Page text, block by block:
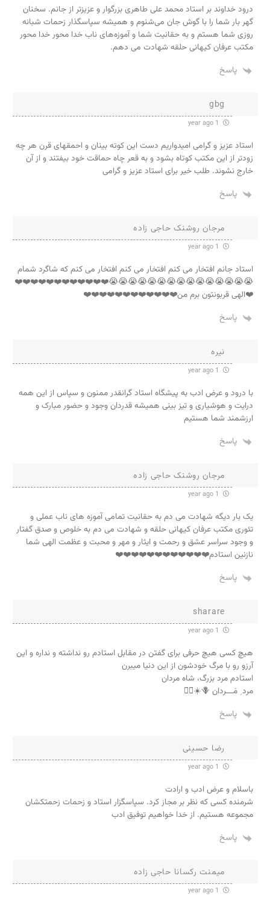
درود خداوند بر استاد محمد علی طاهری بزرگوار و عزیزتر از جانم. سخنان
گهر بار شما را با گوش جان می‌شنوم و همیشه سپاسگذار زحمات شبانه
روزی شما هستم و به حقانیت شما و آموزه‌های ناب خدا محور خدا محور
مکتب عرفان کیهانی حلقه شهادت می دهم.
پاسخ
gbg
استاد عزیز و گرامی امیدواریم دست این کوته بینان و احمقهای قرن هر چه
زودتر از این مکتب کوتاه بشود و به قعر چاه حماقت خود بیفتند و از آن
خارج نشوند. طلب خیر برای استاد عزیز و گرامی
پاسخ
مرجان روشنک حاجی زاده
استاد جانم افتخار می کنم افتخار می کنم افتخار می کنم که شاگرد شمام
😭😭😭😭😭😭😭😭😭😭😭😭😭😭😭❤️❤️❤️❤️❤️❤️❤️❤️❤️❤️❤️❤️
❤️الهی قربونتون برم من❤️❤️❤️❤️❤️❤️❤️❤️❤️❤️❤️❤️
پاسخ
نیره
با درود و عرض ادب به پیشگاه استاد گرانقدر ممنون و سپاس از این همه
درایت و هوشیاری و تیز بینی همیشه قدردان وجود و حضور مبارک و
ارزشمند شما هستیم
پاسخ
مرجان روشنک حاجی زاده
یک بار دیگه شهادت می دم به حقانیت تمامی آموزه های ناب عملی و
تئوری مکتب عرفان کیهانی حلقه و شهادت می دم به خلوص و صدق گفتار
و وجود سراسر عشق و رحمت و ایثار و مهر و محبت و عظمت الهی شما
نازنین استادم❤️❤️❤️❤️❤️❤️❤️❤️❤️❤️❤️❤️
پاسخ
sharare
هیچ کسی هیچ حرفی برای گفتن در مقابل استادم رو نداشته و نداره و این
آرزو رو با مرگ خودشون از این دنیا میبرن
استادم مرد بزرگ، شاه مردان
مرد ِ مَـــردان 🪻☀️❤️‍🔥
پاسخ
رضا حسینی
باسلام و عرض ادب و ارادت
شرمنده کسی که نظر بر مجاز کرد. سپاسگزار استاد و زحمات زحمتکشان
مجموعه هستیم. از خدا خواهیم توفیق ادب
پاسخ
میمنت رکسانا حاجی زاده